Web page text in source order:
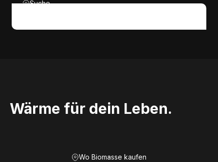
Suche
Wärme für dein Leben.
Wo Biomasse kaufen